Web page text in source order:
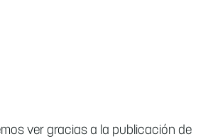
ver gracias a la publicación de